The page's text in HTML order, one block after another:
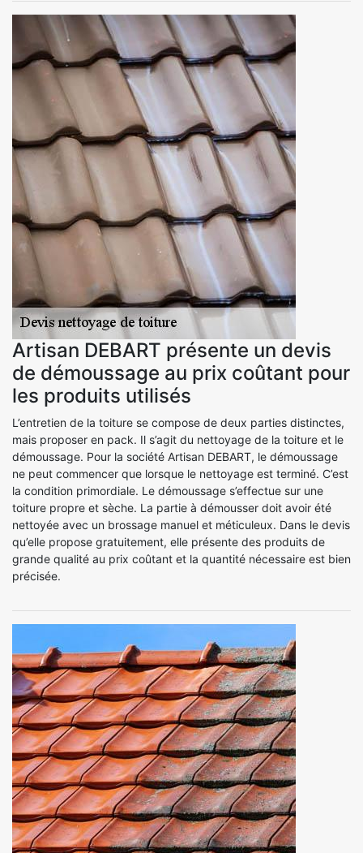
Artisan DEBART présente un devis
de démoussage au prix coûtant pour
les produits utilisés
L’entretien de la toiture se compose de deux parties distinctes,
mais proposer en pack. Il s’agit du nettoyage de la toiture et le
démoussage. Pour la société Artisan DEBART, le démoussage
ne peut commencer que lorsque le nettoyage est terminé. C’est
la condition primordiale. Le démoussage s’effectue sur une
toiture propre et sèche. La partie à démousser doit avoir été
nettoyée avec un brossage manuel et méticuleux. Dans le devis
qu’elle propose gratuitement, elle présente des produits de
grande qualité au prix coûtant et la quantité nécessaire est bien
précisée.